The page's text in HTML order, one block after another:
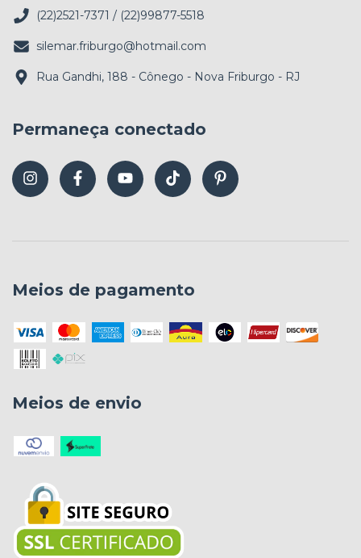
(22)2521-7371 / (22)99877-5518
silemar.friburgo@hotmail.com
Rua Gandhi, 188 - Cônego - Nova Friburgo - RJ
Permaneça conectado
Meios de pagamento
Meios de envio